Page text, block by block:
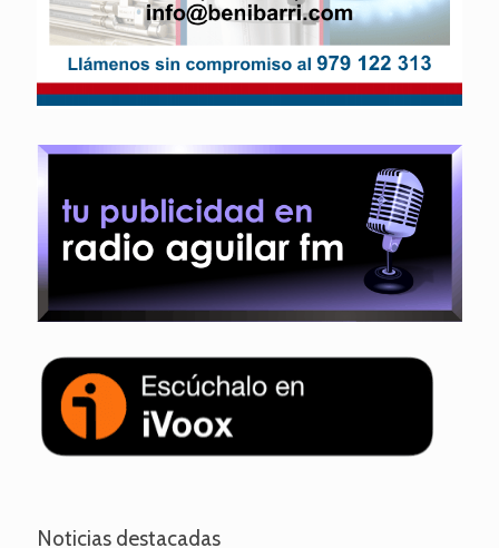
Noticias destacadas